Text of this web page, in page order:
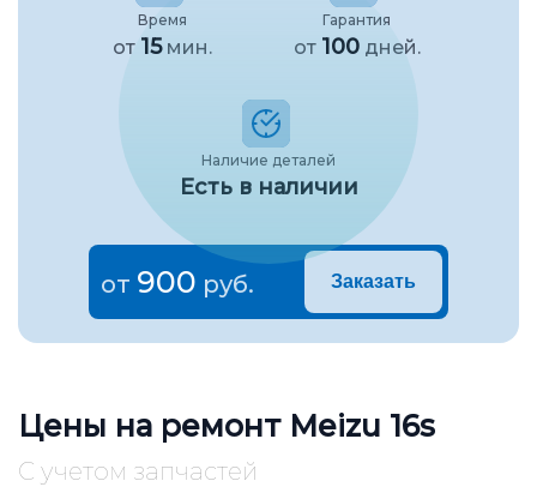
Время
от 15мин.
Гарантия
от 100дней.
Наличие деталей
Есть в наличии
от 900 руб. Заказать
Цены на ремонт Meizu 16s
С учетом запчастей